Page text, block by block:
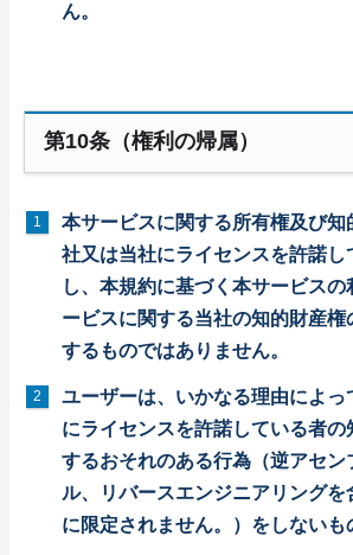
ん。
第10条（権利の帰属）
本サービスに関する所有権及び知
社又は当社にライセンスを許諾し
し、本規約に基づく本サービス
ービスに関する当社の知的財産権
するものではありません。
ユーザーは、いかなる理由によっ
にライセンスを許諾している者の
するおそれのある行為（逆アセン
ル、リバースエンジニアリングを
に限定されません。）をしないも